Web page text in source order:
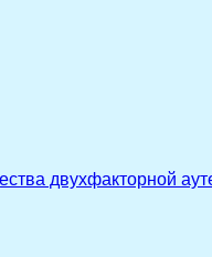
двухфакторной